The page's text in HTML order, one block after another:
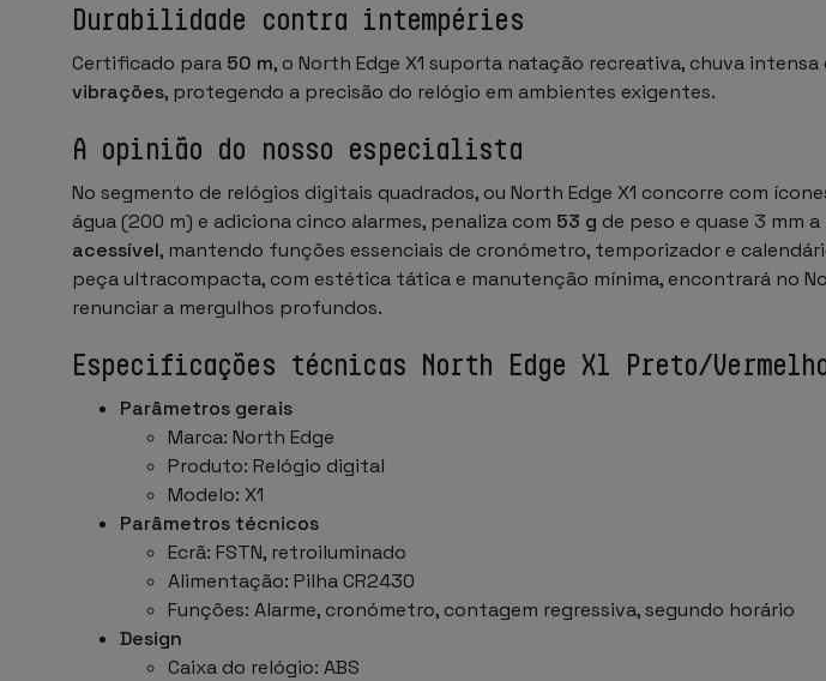
Durabilidade contra intempéries
Certificado para 50 m, o North Edge X1 suporta natação recreativa, chuva
vibrações, protegendo a precisão do relógio em ambientes exigentes.
A opinião do nosso especialista
No segmento de relógios digitais quadrados, ou North Edge X1 concorre com
água (200 m) e adiciona cinco alarmes, penaliza com 53 g de peso e quase 3 mm
acessível, mantendo funções essenciais de cronómetro, temporizador e
peça ultracompacta, com estética tática e manutenção mínima, encontrará no
renunciar a mergulhos profundos.
Especificações técnicas North Edge X1 Preto/
Parâmetros gerais
Marca: North Edge
Produto: Relógio digital
Modelo: X1
Parâmetros técnicos
Ecrã: FSTN, retroiluminado
Alimentação: Pilha CR2430
Funções: Alarme, cronómetro, contagem regressiva, segundo horário
Design
Caixa do relógio: ABS